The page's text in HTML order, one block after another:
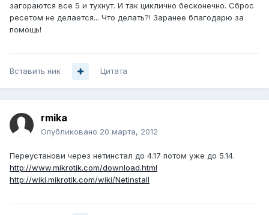
загораются все 5 и тухнут. И так циклично бесконечно. Сброс
ресетом не делается... Что делать?! Заранее благодарю за
помощь!
Вставить ник Цитата
rmika
Опубликовано 20 марта, 2012
Переустанови через нетинстал до 4.17 потом уже до 5.14.
http://www.mikrotik.com/download.html
http://wiki.mikrotik.com/wiki/Netinstall